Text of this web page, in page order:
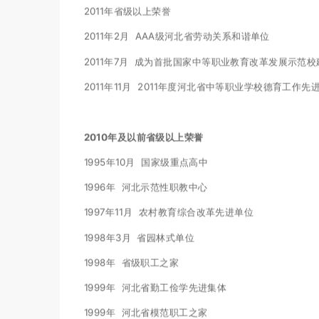
2011年省级以上荣誉
2011年2月 AAA级河北省劳动关系和谐单位
2011年7月 成为首批国家中等职业教育改革发展示范校
2011年11月 2011年度河北省中等职业学校德育工作先
2010年及以前省级以上荣誉
1995年10月 国家级重点高中
1996年 河北示范性职教中心
1997年11月 农村教育综合改革先进单位
1998年3月 省园林式单位
1998年 省级职工之家
1999年 河北省勤工俭学先进集体
1999年 河北省模范职工之家